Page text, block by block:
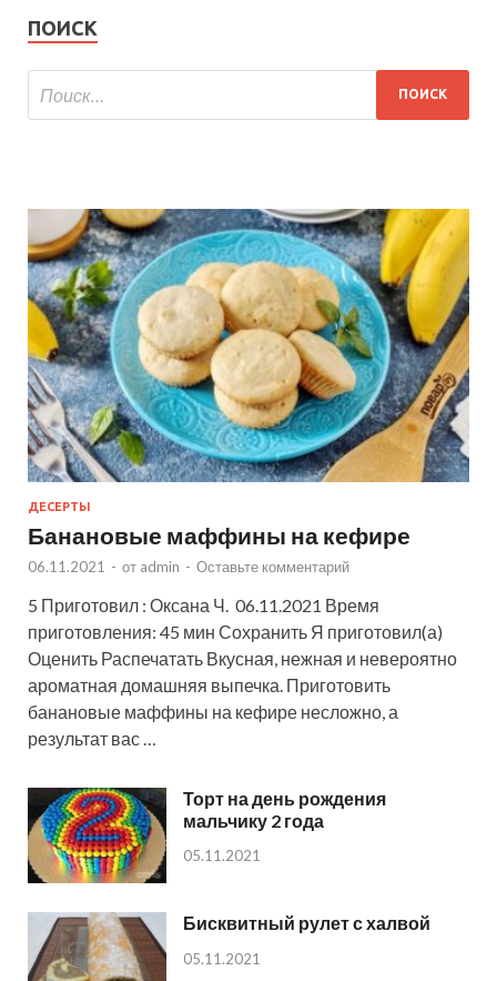
ПОИСК
ДЕСЕРТЫ
Банановые маффины на кефире
06.11.2021 - от admin - Оставьте комментарий
5 Приготовил : Оксана Ч. 06.11.2021 Время
приготовления: 45 мин Сохранить Я приготовил(а)
Оценить Распечатать Вкусная, нежная и невероятно
ароматная домашняя выпечка. Приготовить
банановые маффины на кефире несложно, а
результат вас …
Торт на день рождения
мальчику 2 года
05.11.2021
Бисквитный рулет с халвой
05.11.2021